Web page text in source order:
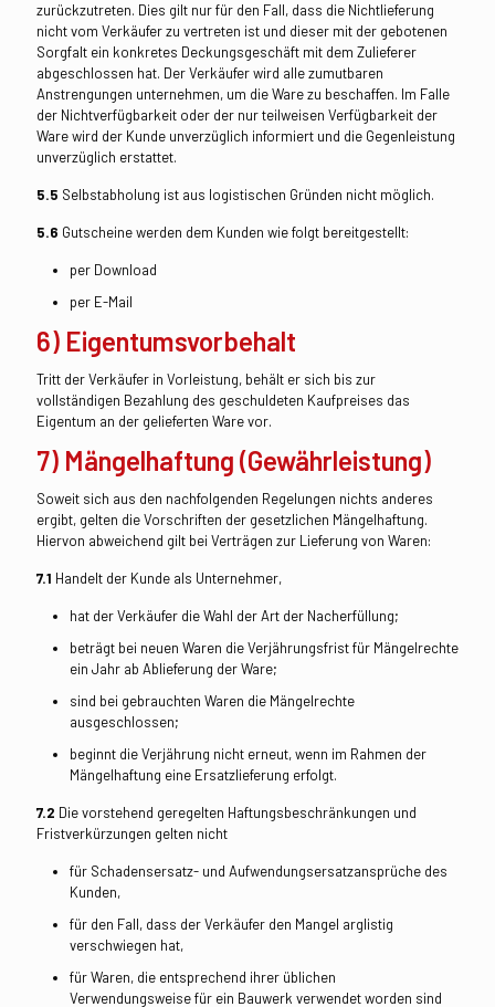
zurückzutreten. Dies gilt nur für den Fall, dass die Nichtlieferung
nicht vom Verkäufer zu vertreten ist und dieser mit der gebotenen
Sorgfalt ein konkretes Deckungsgeschäft mit dem Zulieferer
abgeschlossen hat. Der Verkäufer wird alle zumutbaren
Anstrengungen unternehmen, um die Ware zu beschaffen. Im Falle
der Nichtverfügbarkeit oder der nur teilweisen Verfügbarkeit der
Ware wird der Kunde unverzüglich informiert und die Gegenleistung
unverzüglich erstattet.
5.5 Selbstabholung ist aus logistischen Gründen nicht möglich.
5.6 Gutscheine werden dem Kunden wie folgt bereitgestellt:
per Download
per E-Mail
6) Eigentumsvorbehalt
Tritt der Verkäufer in Vorleistung, behält er sich bis zur
vollständigen Bezahlung des geschuldeten Kaufpreises das
Eigentum an der gelieferten Ware vor.
7) Mängelhaftung (Gewährleistung)
Soweit sich aus den nachfolgenden Regelungen nichts anderes
ergibt, gelten die Vorschriften der gesetzlichen Mängelhaftung.
Hiervon abweichend gilt bei Verträgen zur Lieferung von Waren:
7.1 Handelt der Kunde als Unternehmer,
hat der Verkäufer die Wahl der Art der Nacherfüllung;
beträgt bei neuen Waren die Verjährungsfrist für Mängelrechte
ein Jahr ab Ablieferung der Ware;
sind bei gebrauchten Waren die Mängelrechte
ausgeschlossen;
beginnt die Verjährung nicht erneut, wenn im Rahmen der
Mängelhaftung eine Ersatzlieferung erfolgt.
7.2 Die vorstehend geregelten Haftungsbeschränkungen und
Fristverkürzungen gelten nicht
für Schadensersatz- und Aufwendungsersatzansprüche des
Kunden,
für den Fall, dass der Verkäufer den Mangel arglistig
verschwiegen hat,
für Waren, die entsprechend ihrer üblichen
Verwendungsweise für ein Bauwerk verwendet worden sind